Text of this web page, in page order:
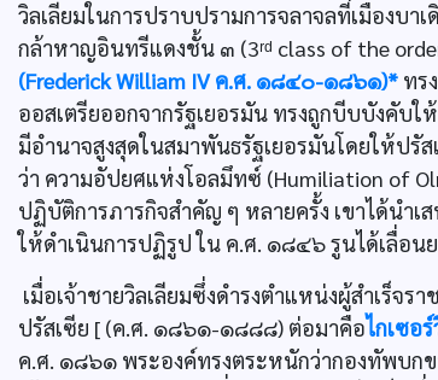
วิลเลียมในการปราบปรามการจลาจลที่เมืองบ
กล้าหาญอินทรีแดงชั้น ๓ (3ʳᵈ class of the
(Frederick William IV ค.ศ. ๑๘๔๐-๑๘๖๑)* ทร
ออสเตรียออกจากรัฐเยอรมัน ทรงถูกบีบบังคับ
มีอำนาจสูงสุดในสมาพันธรัฐเยอรมันโดยให้ปรั
ว่า ความอัปยศแห่งโอลมึทซ์ (Humiliation of
ปฏิบัติการภารกิจสำคัญ ๆ หลายครั้ง เขาได้นำเ
ให้ดำเนินการปฏิรูป ใน ค.ศ. ๑๘๔๖ รูนได้เลื่อน
เมื่อเจ้าชายวิลเลียมซึ่งดำรงตำแหน่งผู้สำเร็จ
ปรัสเซีย [ (ค.ศ. ๑๘๖๑-๑๘๘๘) ต่อมาคือไกเซอ
ค.ศ. ๑๘๖๑ พระองค์ทรงตระหนักว่ากองทัพบก